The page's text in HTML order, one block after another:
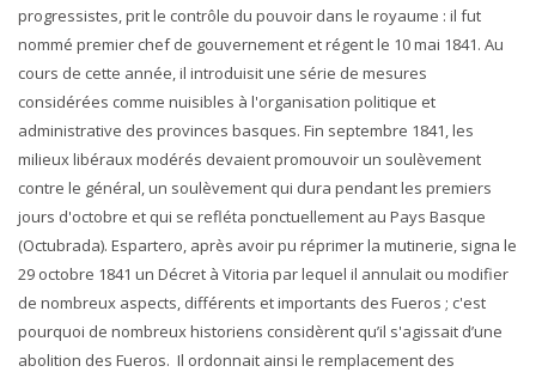
progressistes, prit le contrôle du pouvoir dans le royaume : il fut
nommé premier chef de gouvernement et régent le 10 mai 1841. Au
cours de cette année, il introduisit une série de mesures
considérées comme nuisibles à l'organisation politique et
administrative des provinces basques. Fin septembre 1841, les
milieux libéraux modérés devaient promouvoir un soulèvement
contre le général, un soulèvement qui dura pendant les premiers
jours d'octobre et qui se refléta ponctuellement au Pays Basque
(Octubrada). Espartero, après avoir pu réprimer la mutinerie, signa le
29 octobre 1841 un Décret à Vitoria par lequel il annulait ou modifier
de nombreux aspects, différents et importants des Fueros ; c'est
pourquoi de nombreux historiens considèrent qu’il s'agissait d’une
abolition des Fueros. Il ordonnait ainsi le remplacement des